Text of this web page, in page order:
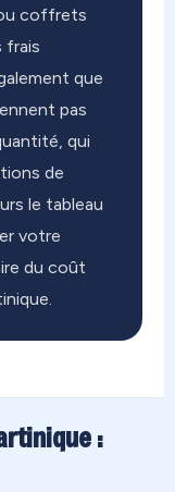
coffrets
frais
que
pas
qui
de
le tableau
votre
du coût
: